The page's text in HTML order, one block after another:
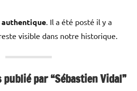
authentique. Il a été posté il y a
visible dans notre historique.
publié par “Sébastien Vidal”